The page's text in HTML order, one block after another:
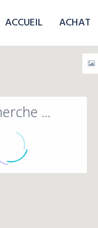
ACCUEIL ACHAT
...